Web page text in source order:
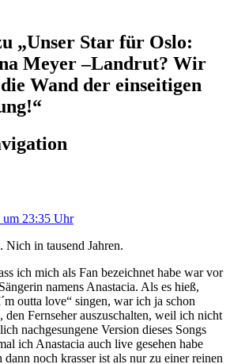
„Unser Star für Oslo:
Meyer –Landrut? Wir
Wand der einseitigen
“
um 23:35 Uhr
in tausend Jahren.
ich mich als Fan bezeichnet habe war vor
namens Anastacia. Als es hieß,
outta love“ singen, war ich ja schon
den Fernseher auszuschalten, weil ich nicht
nachgesungene Version dieses Songs
ich Anastacia auch live gesehen habe
noch krasser ist als nur zu einer reinen